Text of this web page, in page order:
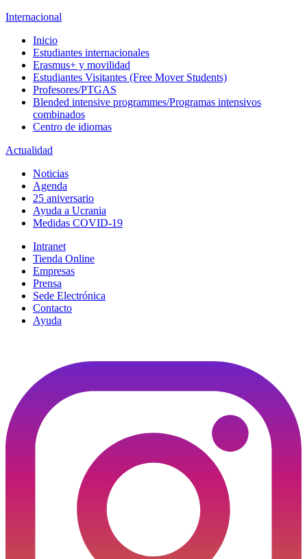
Internacional
Inicio
Estudiantes internacionales
Erasmus+ y movilidad
Estudiantes Visitantes (Free Mover Students)
Profesores/PTGAS
Blended intensive programmes/Programas intensivos
combinados
Centro de idiomas
Actualidad
Noticias
Agenda
25 aniversario
Ayuda a Ucrania
Medidas COVID-19
Intranet
Tienda Online
Empresas
Prensa
Sede Electrónica
Contacto
Ayuda